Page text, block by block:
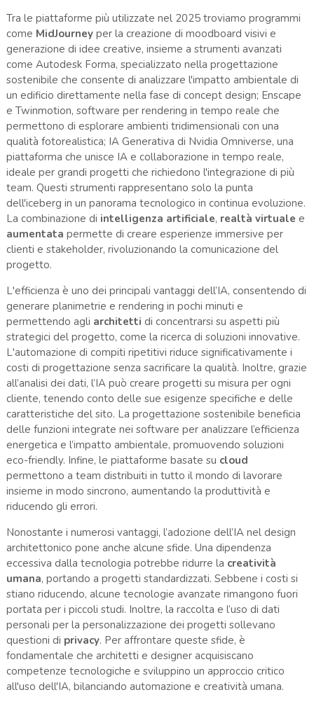
Tra le piattaforme più utilizzate nel 2025 troviamo programmi
come MidJourneyper la creazione di moodboard visivi e
generazione di idee creative, insieme a strumenti avanzati
come Autodesk Forma, specializzato nella progettazione
sostenibile che consente di analizzare l'impatto ambientale di
un edificio direttamente nella fase di concept design; Enscape
e Twinmotion, software per rendering in tempo reale che
permettono di esplorare ambienti tridimensionali con una
qualità fotorealistica; IA Generativa di Nvidia Omniverse, una
piattaforma che unisce IA e collaborazione in tempo reale,
ideale per grandi progetti che richiedono l'integrazione di più
team. Questi strumenti rappresentano solo la punta
dell'iceberg in un panorama tecnologico in continua evoluzione.
La combinazione di intelligenza artificiale, realtà virtuale e
aumentata permette di creare esperienze immersive per
clienti e stakeholder, rivoluzionando la comunicazione del
progetto.
L'efficienza è uno dei principali vantaggi dell’IA, consentendo di
generare planimetrie e rendering in pochi minuti e
permettendo agli architetti di concentrarsi su aspetti più
strategici del progetto, come la ricerca di soluzioni innovative.
L'automazione di compiti ripetitivi riduce significativamente i
costi di progettazione senza sacrificare la qualità. Inoltre, grazie
all’analisi dei dati, l’IA può creare progetti su misura per ogni
cliente, tenendo conto delle sue esigenze specifiche e delle
caratteristiche del sito. La progettazione sostenibile beneficia
delle funzioni integrate nei software per analizzare l’efficienza
energetica e l’impatto ambientale, promuovendo soluzioni
eco-friendly. Infine, le piattaforme basate su cloud
permettono a team distribuiti in tutto il mondo di lavorare
insieme in modo sincrono, aumentando la produttività e
riducendo gli errori.
Nonostante i numerosi vantaggi, l’adozione dell’IA nel design
architettonico pone anche alcune sfide. Una dipendenza
eccessiva dalla tecnologia potrebbe ridurre la creatività
umana, portando a progetti standardizzati. Sebbene i costi si
stiano riducendo, alcune tecnologie avanzate rimangono fuori
portata per i piccoli studi. Inoltre, la raccolta e l’uso di dati
personali per la personalizzazione dei progetti sollevano
questioni di privacy. Per affrontare queste sfide, è
fondamentale che architetti e designer acquisiscano
competenze tecnologiche e sviluppino un approccio critico
all'uso dell'IA, bilanciando automazione e creatività umana.